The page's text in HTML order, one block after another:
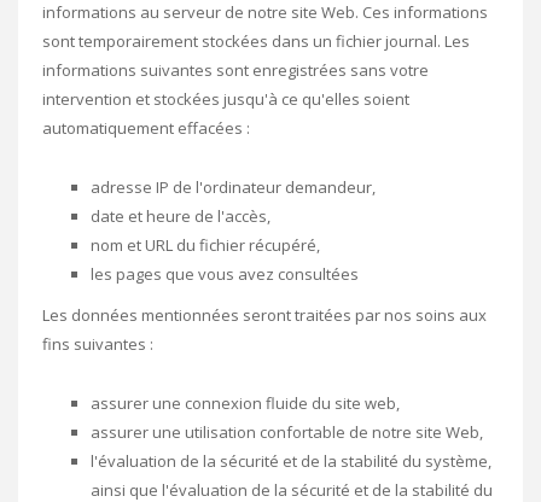
informations au serveur de notre site Web. Ces informations
sont temporairement stockées dans un fichier journal. Les
informations suivantes sont enregistrées sans votre
intervention et stockées jusqu'à ce qu'elles soient
automatiquement effacées :
adresse IP de l'ordinateur demandeur,
date et heure de l'accès,
nom et URL du fichier récupéré,
les pages que vous avez consultées
Les données mentionnées seront traitées par nos soins aux
fins suivantes :
assurer une connexion fluide du site web,
assurer une utilisation confortable de notre site Web,
l'évaluation de la sécurité et de la stabilité du système,
ainsi que l'évaluation de la sécurité et de la stabilité du